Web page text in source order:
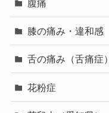
腹痛
膝の痛み・違和感
舌の痛み（舌痛症）
花粉症